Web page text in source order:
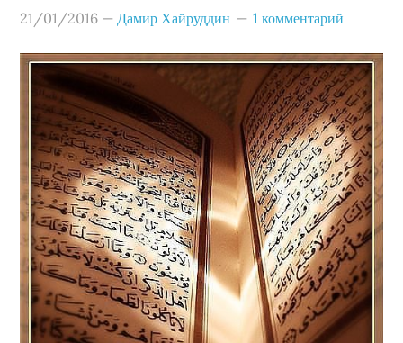
21/01/2016 —Дамир Хайруддин 1 комментарий